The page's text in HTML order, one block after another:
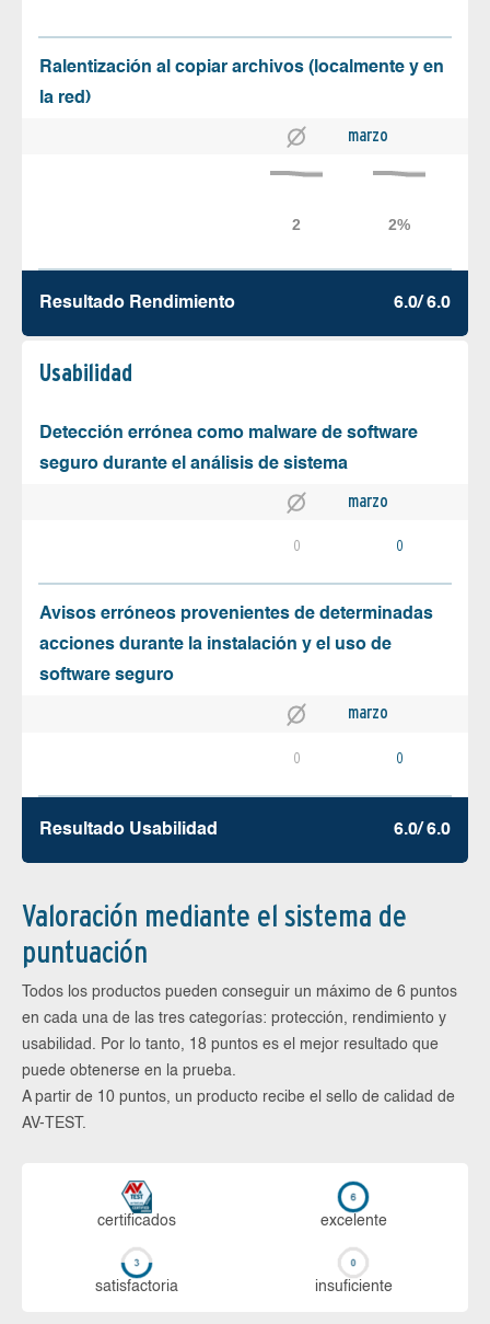
Ralentización al copiar archivos (localmente y en
la red)
marzo
Resultado Rendimiento 6.0/ 6.0
Usabilidad
Detección errónea como malware de software
seguro durante el análisis de sistema
marzo
0 0
Avisos erróneos provenientes de determinadas
acciones durante la instalación y el uso de
software seguro
marzo
0 0
Resultado Usabilidad 6.0/ 6.0
Valoración mediante el sistema de
puntuación
Todos los productos pueden conseguir un máximo de 6 puntos
en cada una de las tres categorías: protección, rendimiento y
usabilidad. Por lo tanto, 18 puntos es el mejor resultado que
puede obtenerse en la prueba.
A partir de 10 puntos, un producto recibe el sello de calidad de
AV-TEST.
certi­ficados ex­ce­len­te
sa­tis­fac­to­ria in­su­fi­cien­te